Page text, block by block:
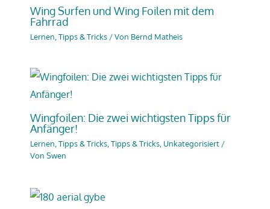
Wing Surfen und Wing Foilen mit dem
Fahrrad
Lernen, Tipps & Tricks/ Von Bernd Matheis
Wingfoilen: Die zwei wichtigsten Tipps für
Anfänger!
Lernen, Tipps & Tricks,Tipps & Tricks, Unkategorisiert/
Von Swen